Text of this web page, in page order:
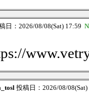
日：2026/08/08(Sat) 17:59
投稿日：2026/08/